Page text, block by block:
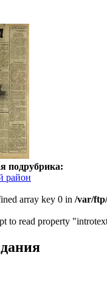
подрубрика:
район
array key 0 in /var/
to read property